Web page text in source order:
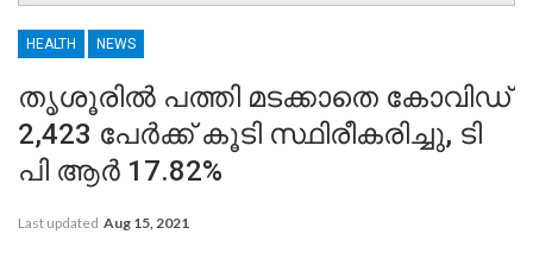
HEALTH NEWS
തൃശൂരിൽ പത്തി മടക്കാതെ കോവിഡ്
2,423 പേര്‍ക്ക് കൂടി സ്ഥിരീകരിച്ചു, ടി
പി ആർ 17.82%
Last updated Aug 15, 2021